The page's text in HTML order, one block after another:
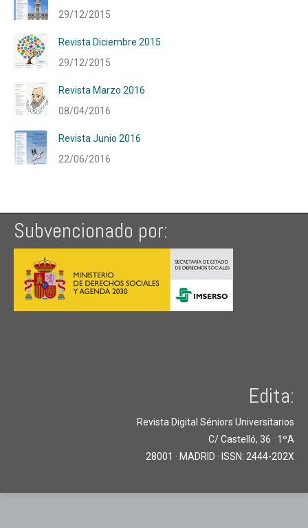
29/12/2015
Revista Diciembre 2015
29/12/2015
Revista Marzo 2016
08/04/2016
Revista Junio 2016
22/06/2016
Subvencionado por:
Edita:
Revista Digital Séniors Universitarios
C/ Castelló, 36 · 1ºA
28001 · MADRID · ISSN: 2444-202X